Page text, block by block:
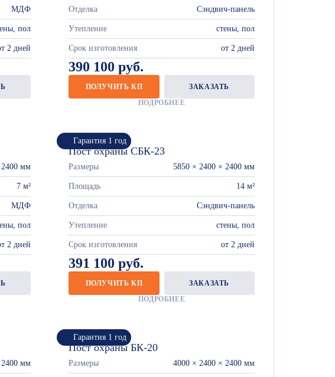
МДФ
пол
2 дней
Отделка Сэндвич-панель
Утепление стены, пол
Срок изготовления от 2 дней
390 100 руб.
ПОЛУЧИТЬ КП
ЗАКАЗАТЬ
ПОДРОБНЕЕ
2400 мм
7 м²
МДФ
пол
2 дней
Гарантия 1 год
Пост охраны СБК-23
Размеры 5850 × 2400 × 2400 мм
Площадь 14 м²
Отделка Сэндвич-панель
Утепление стены, пол
Срок изготовления от 2 дней
391 100 руб.
ПОЛУЧИТЬ КП
ЗАКАЗАТЬ
ПОДРОБНЕЕ
2400 мм
Гарантия 1 год
Пост охраны БК-20
Размеры 4000 × 2400 × 2400 мм